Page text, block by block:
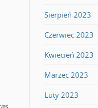
Sierpień 2023
Czerwiec 2023
Kwiecień 2023
Marzec 2023
Luty 2023